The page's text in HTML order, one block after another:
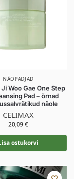
NÄOPADJAD
Woo Gae One Step
Pad – õrnad
näole
CELIMAX
20,09€
ostukorvi